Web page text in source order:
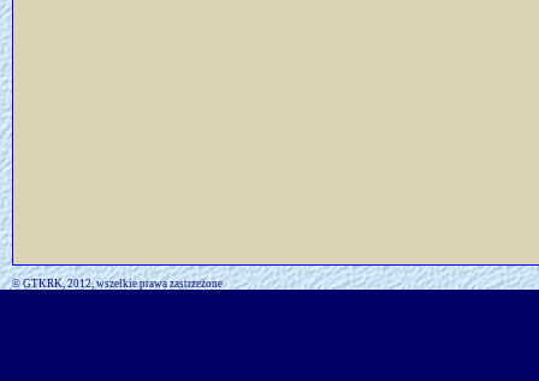
© GTKRK, 2012, wszelkie prawa zastrzeżone